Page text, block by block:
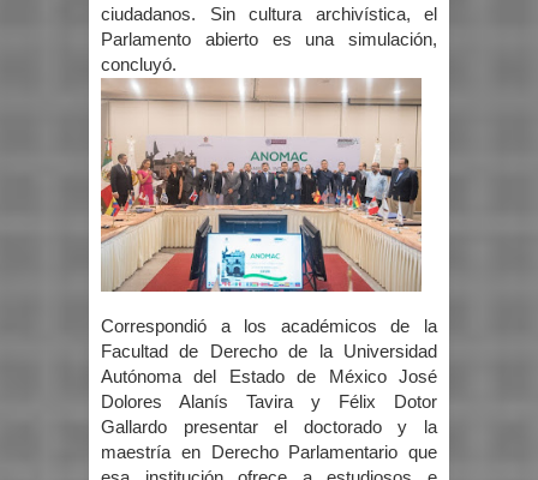
ciudadanos. Sin cultura archivística, el
Parlamento abierto es una simulación,
concluyó.
Correspondió a los académicos de la
Facultad de Derecho de la Universidad
Autónoma del Estado de México José
Dolores Alanís Tavira y Félix Dotor
Gallardo presentar el doctorado y la
maestría en Derecho Parlamentario que